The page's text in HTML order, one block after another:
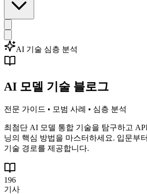
AI 기술 심층 분석
AI 모델 기술 블로그
전문 가이드 • 모범 사례 • 심층 분석
최첨단 AI 모델 통합 기술을 탐구하고
닝의 핵심 방법을 마스터하세요. 입문부
기술 경로를 제공합니다.
196
기사